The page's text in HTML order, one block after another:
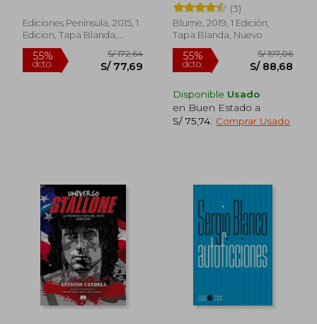
dcto.
Ediciones Península, 2015, 1
Edición, Tapa Blanda,
Nuevo
(3)
Blume, 2019, 1 Edición,
Tapa Blanda, Nuevo
Disponible Usado
en Buen Estado a
S/ 75,74 Comprar Usado